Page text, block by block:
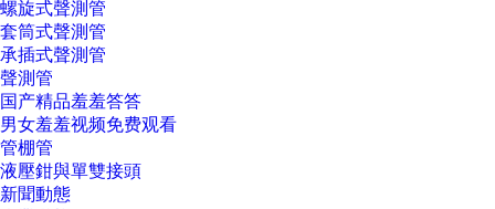
螺旋式聲測管
套筒式聲測管
承插式聲測管
聲測管
国产精品羞羞答答
男女羞羞视频免费观看
管棚管
液壓鉗與單雙接頭
新聞動態